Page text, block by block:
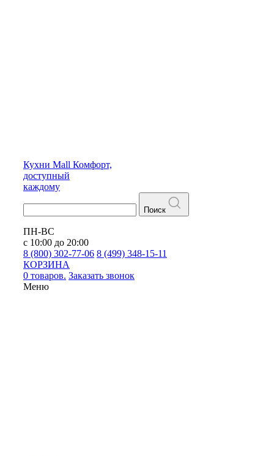
Кухни Mall Комфорт,
доступный
каждому
Поиск
ПН-ВС
с 10:00 до 20:00
8 (800) 302-77-06 8 (499) 348-15-11
КОРЗИНА
0 товаров. Заказать звонок
Меню